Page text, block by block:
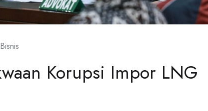
Bisnis
Korupsi Impor LNG